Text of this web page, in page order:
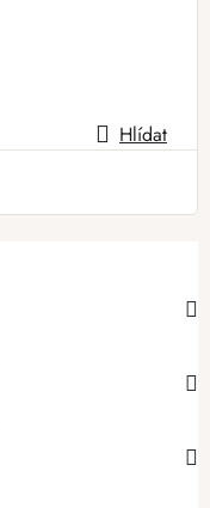
Hlídat